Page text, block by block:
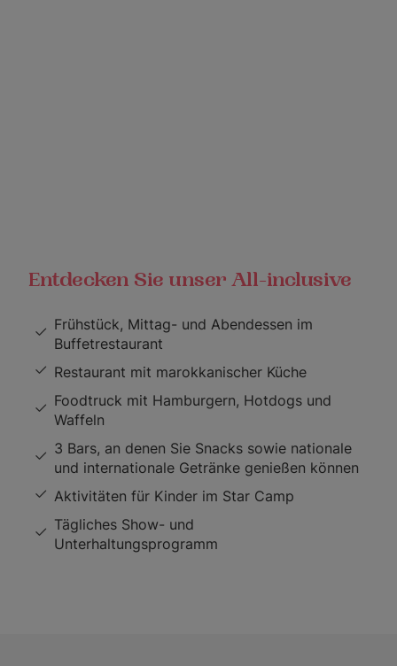
Entdecken Sie unser All-inclusive
Frühstück, Mittag- und Abendessen im
Buffetrestaurant
Restaurant mit marokkanischer Küche
Foodtruck mit Hamburgern, Hotdogs und
Waffeln
3 Bars, an denen Sie Snacks sowie nationale
und internationale Getränke genießen können
Aktivitäten für Kinder im Star Camp
Tägliches Show- und
Unterhaltungsprogramm